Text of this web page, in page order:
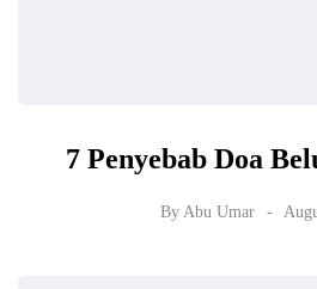
7 Penyebab Doa
By Abu Umar